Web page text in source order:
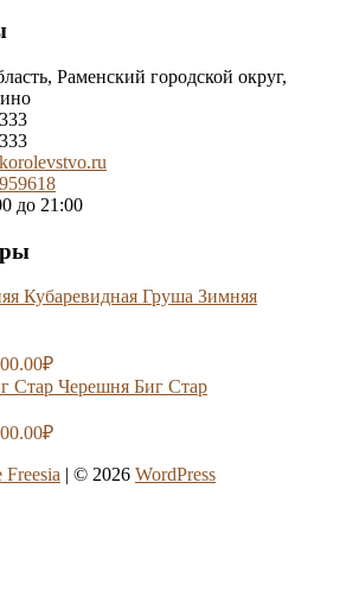
Раменский городской округ,
до 21:00
Груша Зимняя
₽
Черешня Биг Стар
₽
Freesia | © 2026 WordPress